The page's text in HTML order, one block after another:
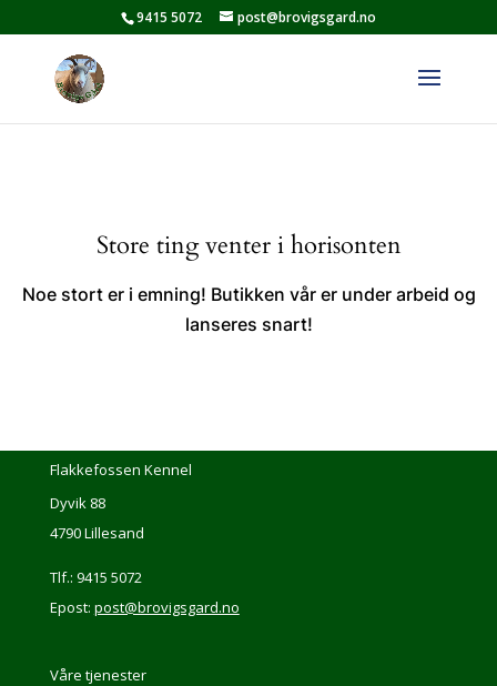
9415 5072 post@brovigsgard.no
Store ting venter i horisonten
Noe stort er i emning! Butikken vår er under arbeid og
lanseres snart!
Flakkefossen Kennel
Dyvik 88
4790 Lillesand
Tlf.: 9415 5072
Epost: post@brovigsgard.no
Våre tjenester